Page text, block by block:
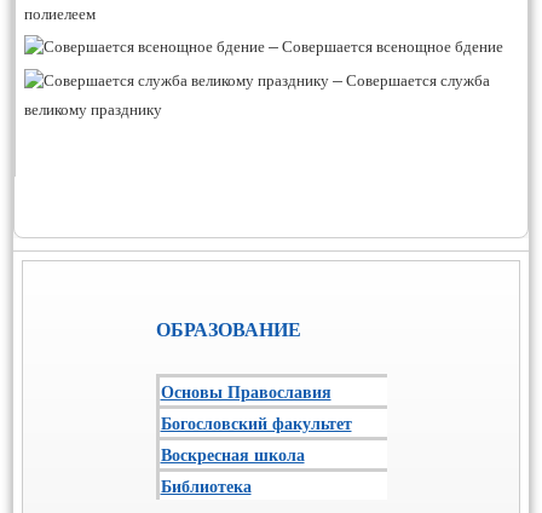
полиелеем
–Совершается всенощное бдение
–Совершается служба
великому празднику
ОБРАЗОВАНИЕ
Основы Православия
Богословский факультет
Воскресная школа
Библиотека